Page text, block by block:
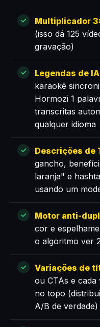
Multiplicador
(isso dá 125
gravação)
Legendas de
karaokê
Hormozi 1
transcritas
qualquer idioma
Descrições de
gancho,
laranja" e
usando um
Motor anti-
cor e
o algoritmo ver
Variações de
ou CTAs e cada
no topo
A/B de verdade)